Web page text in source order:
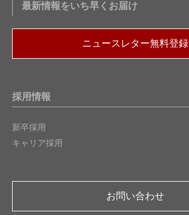
最新情報をいち早くお届け
ニュースレター無料登録
採用情報
新卒採用
キャリア採用
お問い合わせ